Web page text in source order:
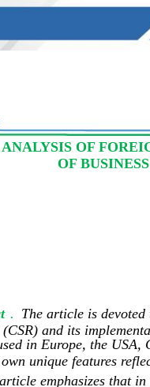
ANALYSIS OF
OF
. The article is
and its
in Europe, the
unique features
emphasizes that